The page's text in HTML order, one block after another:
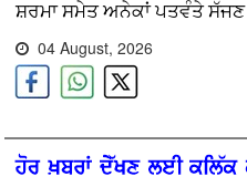
ਸ਼ਰਮਾ ਸਮੇਤ ਅਨੇਕਾਂ ਪਤਵੰਤੇ
04 August, 2026